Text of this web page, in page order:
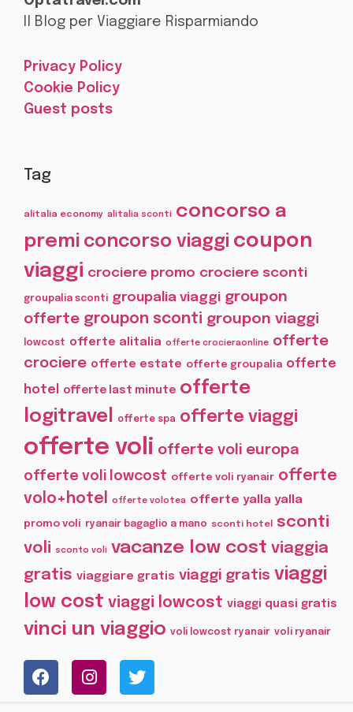
Il Blog per Viaggiare Risparmiando
Privacy Policy
Cookie Policy
Guest posts
Tag
alitalia economy alitalia sconti concorso a
premi concorso viaggi coupon
viaggi crociere promo crociere sconti
groupalia sconti groupalia viaggi groupon
offerte groupon sconti groupon viaggi
lowcost offerte alitalia offerte crocieraonline offerte
crociere offerte estate offerte groupalia offerte
hotel
offerte last minute offerte
logitravel offerte spa offerte viaggi
offerte voli offerte voli europa
offerte voli lowcost offerte voli ryanair offerte
volo+hotel offerte volotea offerte yalla yalla
promo voli ryanair bagaglio a mano sconti hotel
sconti
voli
sconto voli vacanze low cost viaggia
gratis viaggiare gratis viaggi gratis viaggi
low cost viaggi lowcost viaggi quasi gratis
vinci un viaggio voli lowcost ryanair voli ryanair